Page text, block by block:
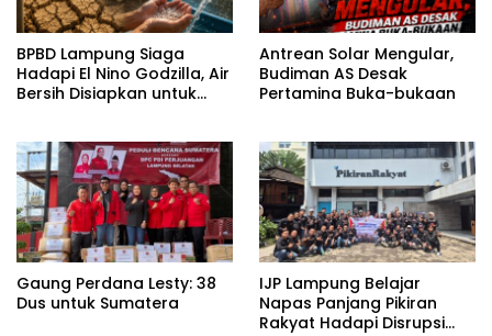
BPBD Lampung Siaga
Hadapi El Nino Godzilla, Air
Bersih Disiapkan untuk
Antrean Solar Mengular,
Budiman AS Desak
Pertamina Buka-bukaan
Gaung Perdana Lesty: 38
Dus untuk Sumatera
IJP Lampung Belajar
Napas Panjang Pikiran
Rakyat Hadapi Disrupsi